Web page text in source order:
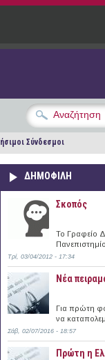
Σύνδεσμοι
ΔΗΜΟΦΙΛΗ
Σκοπός
Το Γραφείο
Τρί, 03/04/2012 - 17:34
Νέα
Για πρώτη
να
Σάβ, 02/07/2016 - 18:57
Πρώτη η